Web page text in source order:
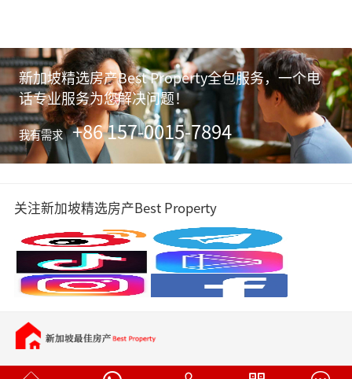
新加坡精选房产Best Property全包服务，一个电
话专业服务为您解决问题！
我有需求 +86 157-0015-7894
关注新加坡精选房产Best Property